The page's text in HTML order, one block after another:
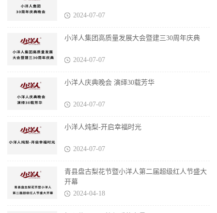
2024-07-07
小洋人集团高质量发展大会暨建三30周年庆典
2024-07-07
小洋人庆典晚会 演绎30载芳华
2024-07-07
小洋人炖梨-开启幸福时光
2024-07-07
青县盘古梨花节暨小洋人第二届超级红人节盛大
开幕
2024-04-18